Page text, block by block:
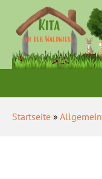
Startseite » Allgemein